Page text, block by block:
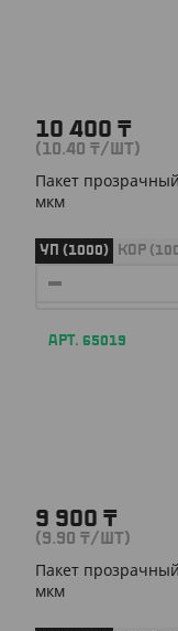
10 400 ₸
(10.40 ₸/ШТ)
Пакет
мкм
УП (1000) КОР
АРТ. 65019
9 900 ₸
(9.90 ₸/ШТ)
Пакет
мкм